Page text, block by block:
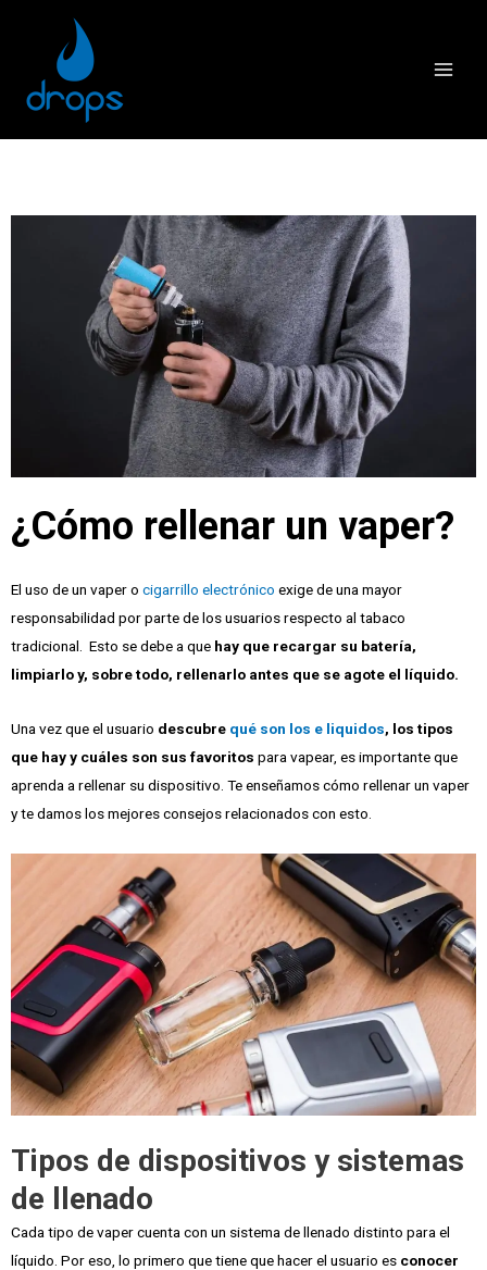
¿Cómo rellenar un vaper?
El uso de un vaper o cigarrillo electrónico exige de una mayor
responsabilidad por parte de los usuarios respecto al tabaco
tradicional. Esto se debe a que hay que recargar su batería,
limpiarlo y, sobre todo, rellenarlo antes que se agote el líquido.
Una vez que el usuario descubre qué son los e liquidos, los tipos
que hay y cuáles son sus favoritos para vapear, es importante que
aprenda a rellenar su dispositivo. Te enseñamos cómo rellenar un vaper
y te damos los mejores consejos relacionados con esto.
Tipos de dispositivos y sistemas
de llenado
Cada tipo de vaper cuenta con un sistema de llenado distinto para el
líquido. Por eso, lo primero que tiene que hacer el usuario es conocer